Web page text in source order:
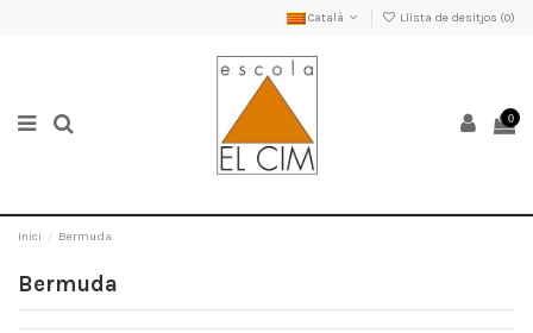
Català Llista de desitjos (0)
0
Inici Bermuda
Bermuda